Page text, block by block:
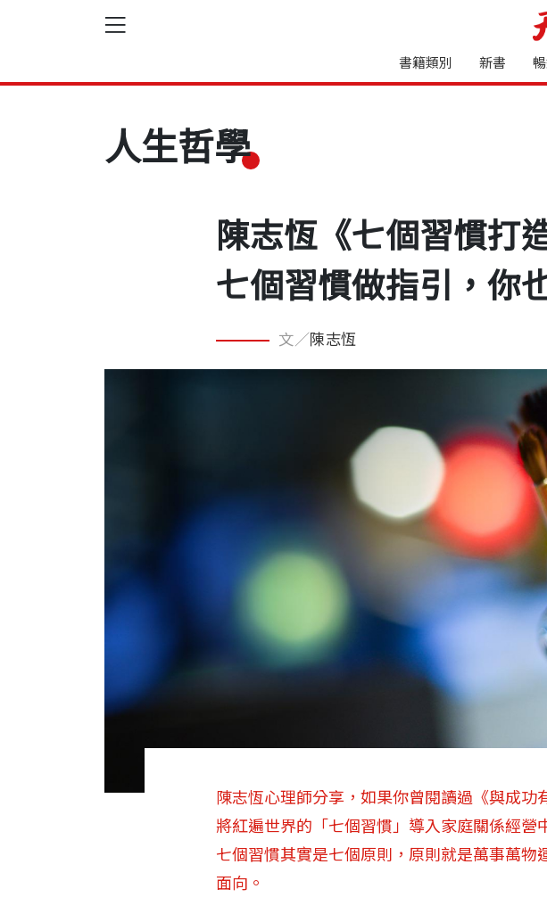
書籍類別 新書
人生哲學
陳志恆《七個習慣打
七個習慣做指引，你
文／ 陳志恆
陳志恆心理師分享，如果你曾閱讀過《與成功
將紅遍世界的「七個習慣」導入家庭關係經營
七個習慣其實是七個原則，原則就是萬事萬
面向。